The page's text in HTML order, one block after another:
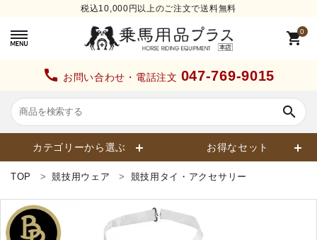
税込10,000円以上のご注文で送料無料
0
shopping_cart
call お問い合わせ・電話注文 047-769-9015
search
カテゴリーから選ぶ お得なセット
search
TOP 競技用ウェア 競技用タイ・アクセサリー